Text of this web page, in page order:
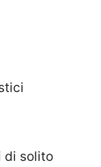
di solito